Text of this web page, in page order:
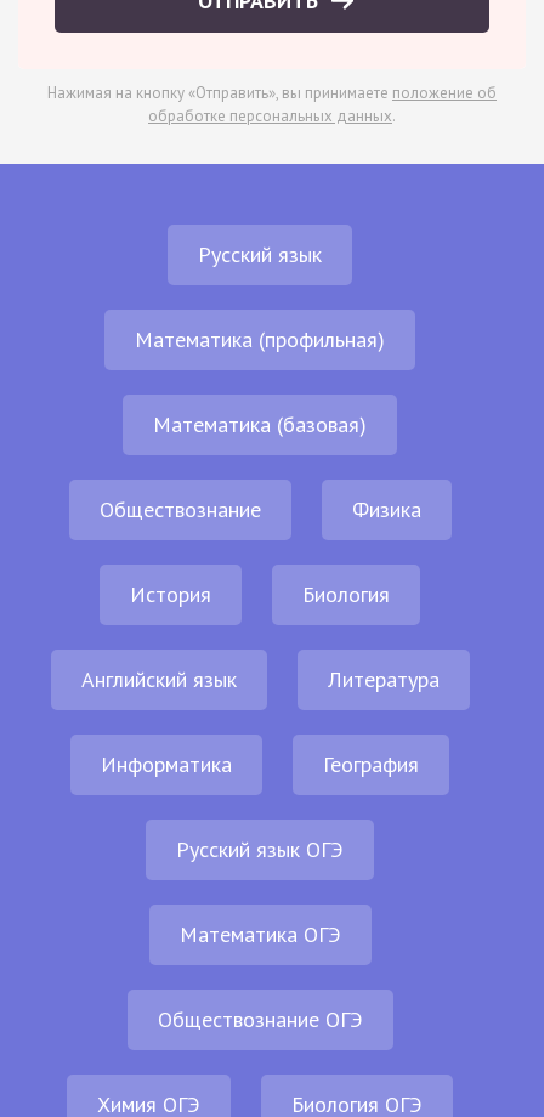
Нажимая на кнопку «Отправить», вы принимаете положение об
обработке персональных данных.
Русский язык
Математика (профильная)
Математика (базовая)
Обществознание Физика
История Биология
Английский язык Литература
Информатика География
Русский язык ОГЭ
Математика ОГЭ
Обществознание ОГЭ
Химия ОГЭ Биология ОГЭ